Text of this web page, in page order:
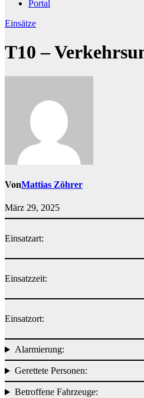
Portal
Einsätze
T10 –
VonMattias Zöhrer
März 29, 2025
Einsatzart:
Einsatzzeit:
Einsatzort:
Alarmierung:
Gerettete Personen:
Betroffene Fahrzeuge: